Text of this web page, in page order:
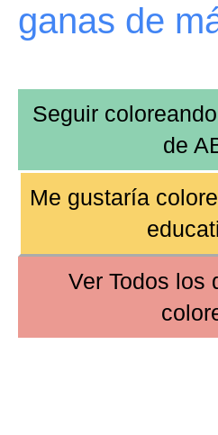
ganas de
Seguir
de
Me gustaría
Ver Todos los